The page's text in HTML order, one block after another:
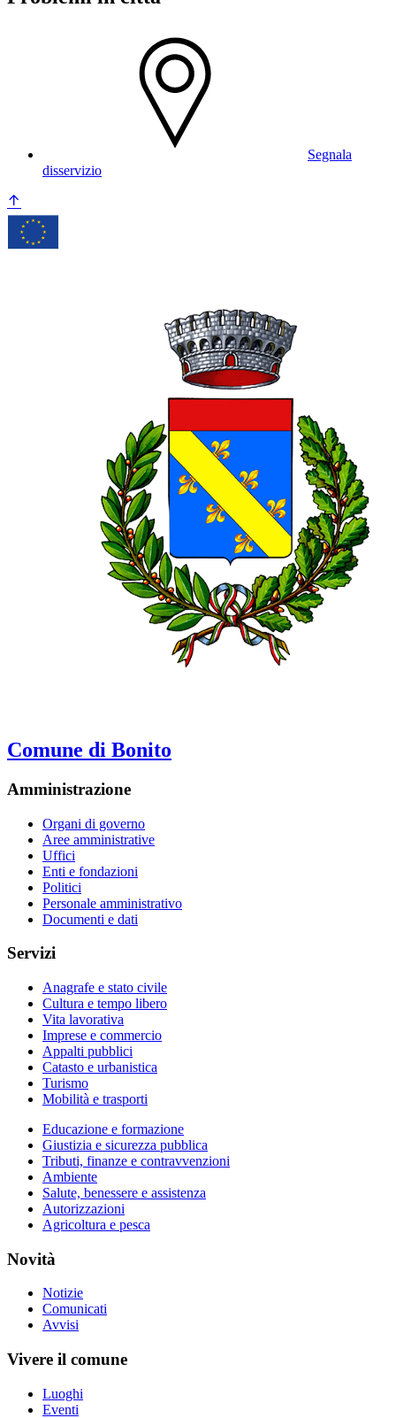
Segnala
disservizio
Comune di Bonito
Amministrazione
Organi di governo
Aree amministrative
Uffici
Enti e fondazioni
Politici
Personale amministrativo
Documenti e dati
Servizi
Anagrafe e stato civile
Cultura e tempo libero
Vita lavorativa
Imprese e commercio
Appalti pubblici
Catasto e urbanistica
Turismo
Mobilità e trasporti
Educazione e formazione
Giustizia e sicurezza pubblica
Tributi, finanze e contravvenzioni
Ambiente
Salute, benessere e assistenza
Autorizzazioni
Agricoltura e pesca
Novità
Notizie
Comunicati
Avvisi
Vivere il comune
Luoghi
Eventi